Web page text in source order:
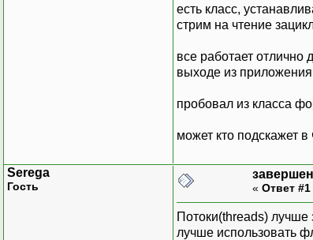
есть класс,
стрим на чтение
все работает отлично
выходе из
пробовал из класса
может кто подскажет
Serega
Гость « Ответ #1
Потоки(threads)
лучше использовать